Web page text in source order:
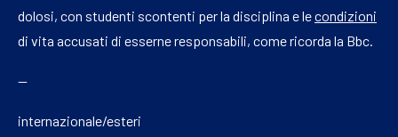
dolosi, con studenti scontenti per la disciplina e lecondizioni
di vita accusati di esserne responsabili, come ricorda la Bbc.
—
internazionale/esteri